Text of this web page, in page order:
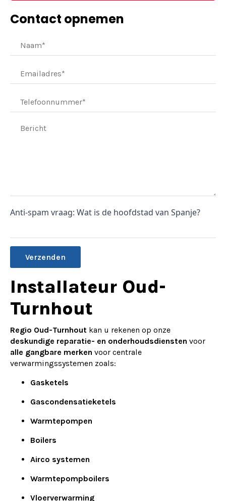
Contact opnemen
Anti-spam vraag: Wat is de hoofdstad van Spanje?
Alternative:
Installateur Oud-
Turnhout
Regio Oud-Turnhout kan u rekenen op onze
deskundige reparatie- en onderhoudsdiensten voor
alle gangbare merken voor centrale
verwarmingssystemen zoals:
Gasketels
Gascondensatieketels
Warmtepompen
Boilers
Airco systemen
Warmtepompboilers
Vloerverwarming